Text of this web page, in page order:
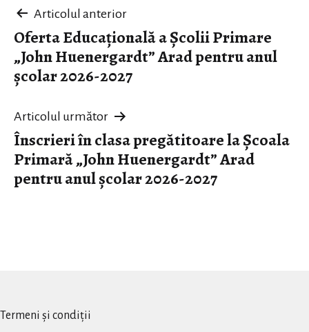
Navigare
în
articole
Articolul anterior
Oferta Educațională a Școlii Primare
„John Huenergardt” Arad pentru anul
școlar 2026-2027
Articolul următor
Înscrieri în clasa pregătitoare la Școala
Primară „John Huenergardt” Arad
pentru anul școlar 2026-2027
Termeni și condiții